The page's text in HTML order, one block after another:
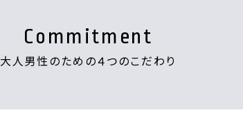
Commitment
大人男性のための４つのこだわり